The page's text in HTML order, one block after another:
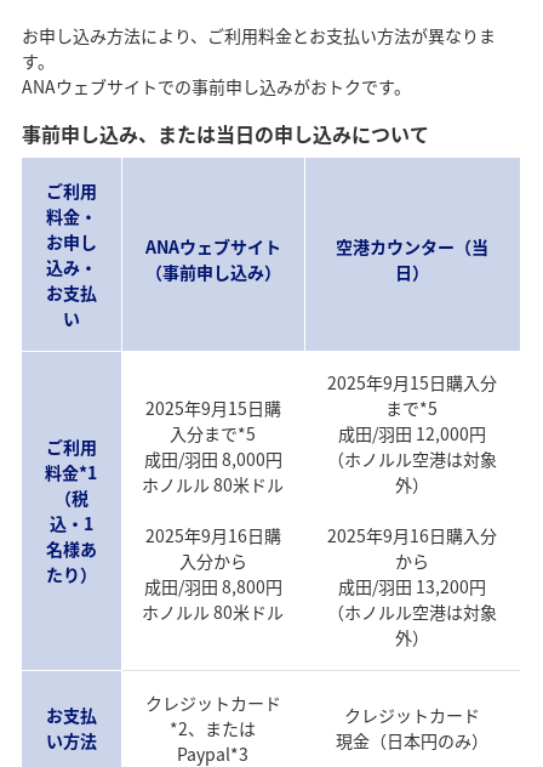
お申し込み方法により、ご利用料金とお支払い方法が異なりま
す。
ANAウェブサイトでの事前申し込みがおトクです。
事前申し込み、または当日の申し込みについて
ご利用
料金・
お申し
込み・
お支払
い
ANAウェブサイト
（事前申し込み）
空港カウンター（当
日）
ご利用
料金*1
（税
込・1
名様あ
たり）
2025年9月15日購
入分まで*5
成田/羽田 8,000円
ホノルル 80米ドル
2025年9月16日購
入分から
成田/羽田 8,800円
ホノルル 80米ドル
2025年9月15日購入分
まで*5
成田/羽田 12,000円
（ホノルル空港は対象
外）
2025年9月16日購入分
から
成田/羽田 13,200円
（ホノルル空港は対象
外）
お支払
い方法
クレジットカード
*2、または
Paypal*3
クレジットカード
現金（日本円のみ）